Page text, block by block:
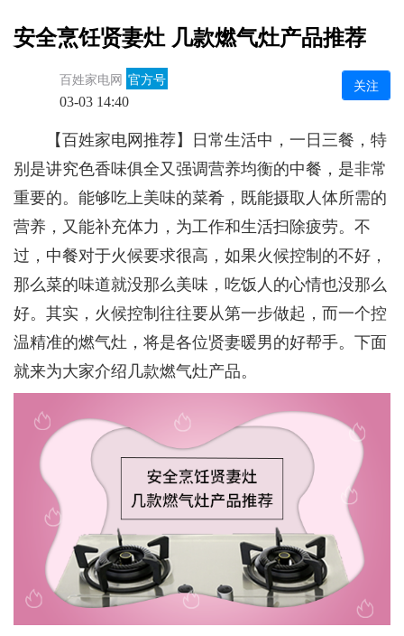
安全烹饪贤妻灶 几款燃气灶产品推荐
百姓家电网 官方号
03-03 14:40
关注
【百姓家电网推荐】日常生活中，一日三餐，特
别是讲究色香味俱全又强调营养均衡的中餐，是非常
重要的。能够吃上美味的菜肴，既能摄取人体所需的
营养，又能补充体力，为工作和生活扫除疲劳。不
过，中餐对于火候要求很高，如果火候控制的不好，
那么菜的味道就没那么美味，吃饭人的心情也没那么
好。其实，火候控制往往要从第一步做起，而一个控
温精准的燃气灶，将是各位贤妻暖男的好帮手。下面
就来为大家介绍几款燃气灶产品。